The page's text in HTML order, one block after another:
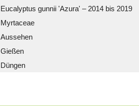
Eucalyptus gunnii 'Azura' – 2014 bis 2019
Myrtaceae
Aussehen
Gießen
Düngen